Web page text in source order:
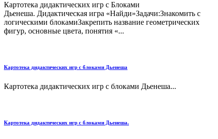
Картотека дидактических игр с Блоками
Дьенеша. Дидактическая игра «Найди»Задачи:Знакомить с
логическими блокамиЗакрепить название геометрических
фигур, основные цвета, понятия «...
Картотека дидактических игр с блоками Дьенеша
Картотека дидактических игр с блоками Дьенеша...
Картотека дидактических игр с блоками Дьенеша.